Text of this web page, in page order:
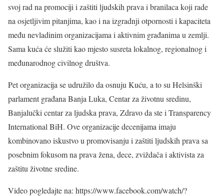
svoj rad na promociji i zaštiti ljudskih prava i branilaca koji rade
na osjetljivim pitanjima, kao i na izgradnji otpornosti i kapaciteta
među nevladinim organizacijama i aktivnim građanima u zemlji.
Sama kuća će služiti kao mjesto susreta lokalnog, regionalnog i
međunarodnog civilnog društva.
Pet organizacija se udružilo da osnuju Kuću, a to su Helsinški
parlament građana Banja Luka, Centar za životnu sredinu,
Banjalučki centar za ljudska prava, Zdravo da ste i Transparency
International BiH. Ove organizacije decenijama imaju
kombinovano iskustvo u promovisanju i zaštiti ljudskih prava sa
posebnim fokusom na prava žena, dece, zviždača i aktivista za
zaštitu životne sredine.
Video pogledajte na: https://www.facebook.com/watch/?